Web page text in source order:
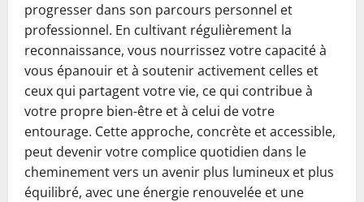
progresser dans son parcours personnel et
professionnel. En cultivant régulièrement la
reconnaissance, vous nourrissez votre capacité à
vous épanouir et à soutenir activement celles et
ceux qui partagent votre vie, ce qui contribue à
votre propre bien-être et à celui de votre
entourage. Cette approche, concrète et accessible,
peut devenir votre complice quotidien dans le
cheminement vers un avenir plus lumineux et plus
équilibré, avec une énergie renouvelée et une